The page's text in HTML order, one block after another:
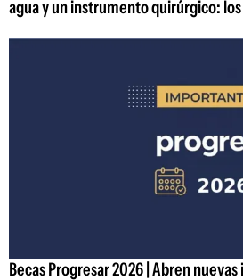
agua y un instrumento quirúrgico:
Becas Progresar 2026 | Abren